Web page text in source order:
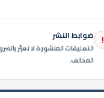
! ضوابط النشر
التعليقات المنشورة لا تعبّر
المخالف.